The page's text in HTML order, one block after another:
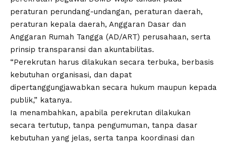
peraturan perundang-undangan, peraturan daerah,
peraturan kepala daerah, Anggaran Dasar dan
Anggaran Rumah Tangga (AD/ART) perusahaan, serta
prinsip transparansi dan akuntabilitas.
“Perekrutan harus dilakukan secara terbuka, berbasis
kebutuhan organisasi, dan dapat
dipertanggungjawabkan secara hukum maupun kepada
publik,” katanya.
Ia menambahkan, apabila perekrutan dilakukan
secara tertutup, tanpa pengumuman, tanpa dasar
kebutuhan yang jelas, serta tanpa koordinasi dan